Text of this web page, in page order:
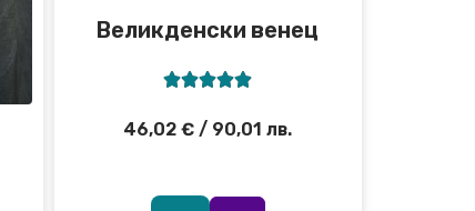
Великденски венец

46,02€ / 90,01 лв.